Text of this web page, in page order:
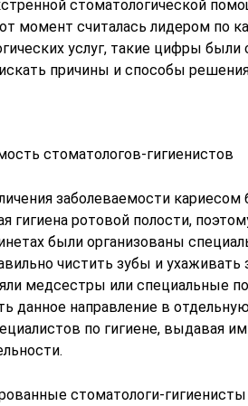
стоматологической
момент считалась лидером по
услуг, такие цифры
причины и способы
стоматологов-гигиенистов
заболеваемости кариесом
гигиена ротовой полости,
были организованы
чистить зубы и ухаживать
медсестры или специальные
данное направление в
по гигиене, выдавая
стоматологи-